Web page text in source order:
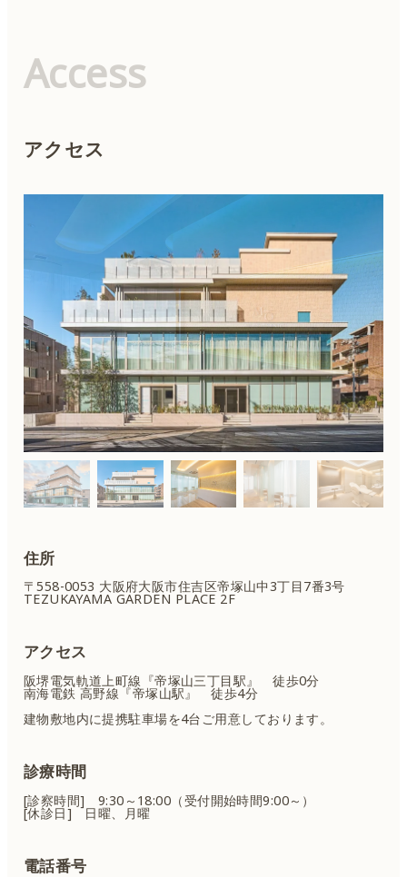
Access
アクセス
住所
〒558-0053 大阪府大阪市住吉区帝塚山中3丁目7番3号
TEZUKAYAMA GARDEN PLACE 2F
アクセス
阪堺電気軌道上町線『帝塚山三丁目駅』 徒歩0分
南海電鉄 高野線『帝塚山駅』 徒歩4分
建物敷地内に提携駐車場を4台ご用意しております。
診療時間
[診察時間] 9:30～18:00（受付開始時間9:00～）
[休診日] 日曜、月曜
電話番号